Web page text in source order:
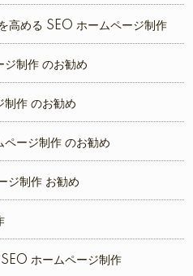
高める SEO ホームページ制作
制作 のお勧め
作 のお勧め
ージ制作 のお勧め
ジ制作 お勧め
ホームページ制作